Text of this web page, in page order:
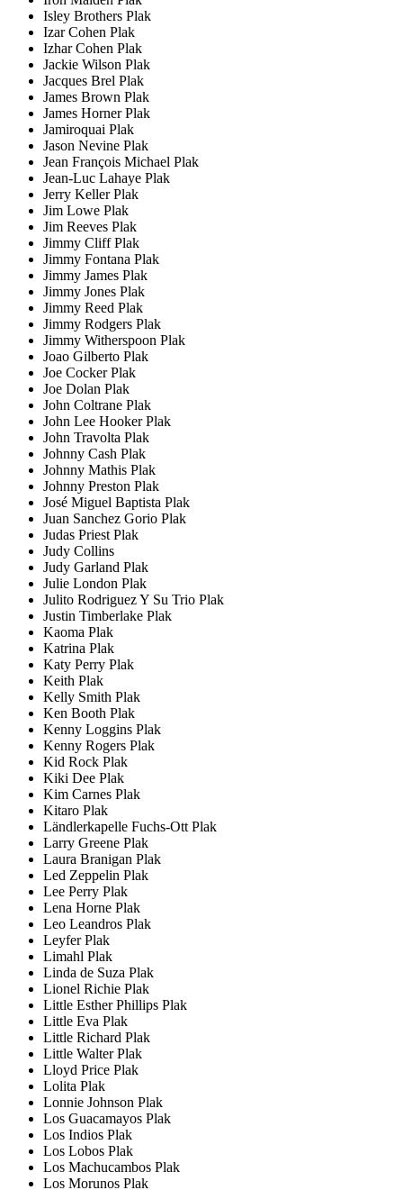
Isley Brothers Plak
Izar Cohen Plak
Izhar Cohen Plak
Jackie Wilson Plak
Jacques Brel Plak
James Brown Plak
James Horner Plak
Jamiroquai Plak
Jason Nevine Plak
Jean François Michael Plak
Jean-Luc Lahaye Plak
Jerry Keller Plak
Jim Lowe Plak
Jim Reeves Plak
Jimmy Cliff Plak
Jimmy Fontana Plak
Jimmy James Plak
Jimmy Jones Plak
Jimmy Reed Plak
Jimmy Rodgers Plak
Jimmy Witherspoon Plak
Joao Gilberto Plak
Joe Cocker Plak
Joe Dolan Plak
John Coltrane Plak
John Lee Hooker Plak
John Travolta Plak
Johnny Cash Plak
Johnny Mathis Plak
Johnny Preston Plak
José Miguel Baptista Plak
Juan Sanchez Gorio Plak
Judas Priest Plak
Judy Collins
Judy Garland Plak
Julie London Plak
Julito Rodriguez Y Su Trio Plak
Justin Timberlake Plak
Kaoma Plak
Katrina Plak
Katy Perry Plak
Keith Plak
Kelly Smith Plak
Ken Booth Plak
Kenny Loggins Plak
Kenny Rogers Plak
Kid Rock Plak
Kiki Dee Plak
Kim Carnes Plak
Kitaro Plak
Ländlerkapelle Fuchs-Ott Plak
Larry Greene Plak
Laura Branigan Plak
Led Zeppelin Plak
Lee Perry Plak
Lena Horne Plak
Leo Leandros Plak
Leyfer Plak
Limahl Plak
Linda de Suza Plak
Lionel Richie Plak
Little Esther Phillips Plak
Little Eva Plak
Little Richard Plak
Little Walter Plak
Lloyd Price Plak
Lolita Plak
Lonnie Johnson Plak
Los Guacamayos Plak
Los Indios Plak
Los Lobos Plak
Los Machucambos Plak
Los Morunos Plak